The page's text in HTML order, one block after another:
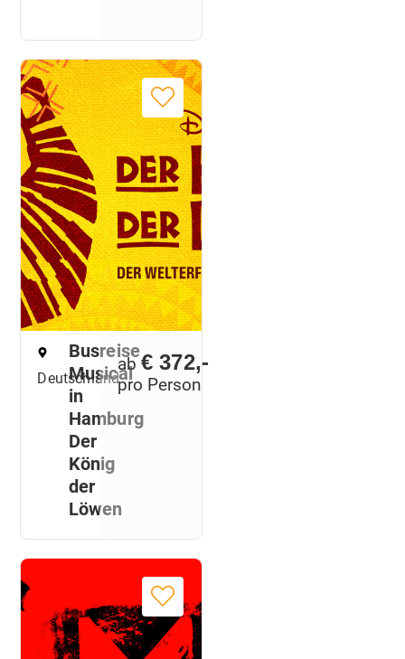
Deutschland
Busreise
Musical
in
Hamburg
Der
König
der
Löwen
ab€ 372,-
pro Person